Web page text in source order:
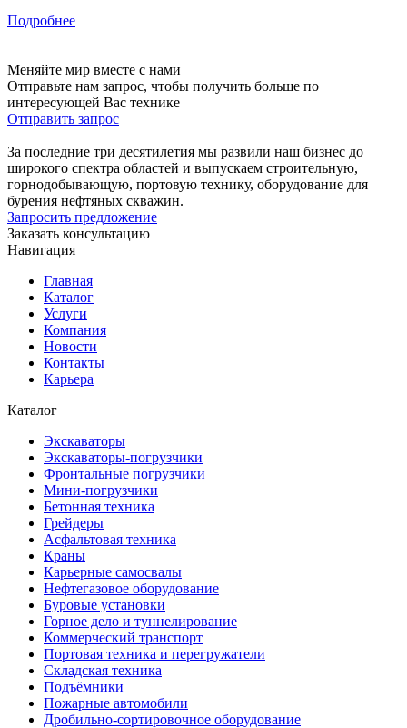
Подробнее
Меняйте мир вместе с нами
Отправьте нам запрос, чтобы получить больше по
интересующей Вас технике
Отправить запрос
За последние три десятилетия мы развили наш бизнес до
широкого спектра областей и выпускаем строительную,
горнодобывающую, портовую технику, оборудование для
бурения нефтяных скважин.
Запросить предложение
Заказать консультацию
Навигация
Главная
Каталог
Услуги
Компания
Новости
Контакты
Карьера
Каталог
Экскаваторы
Экскаваторы-погрузчики
Фронтальные погрузчики
Мини-погрузчики
Бетонная техника
Грейдеры
Асфальтовая техника
Краны
Карьерные самосвалы
Нефтегазовое оборудование
Буровые установки
Горное дело и туннелирование
Коммерческий транспорт
Портовая техника и перегружатели
Складская техника
Подъёмники
Пожарные автомобили
Дробильно-сортировочное оборудование